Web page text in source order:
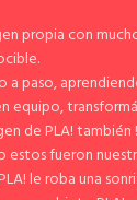
propia con
a paso,
equipo,
de PLA! también
estos fueron
le roba una